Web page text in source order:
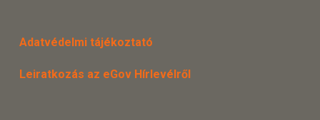
Adatvédelmi tájékoztató
Leiratkozás az eGov Hírlevélről